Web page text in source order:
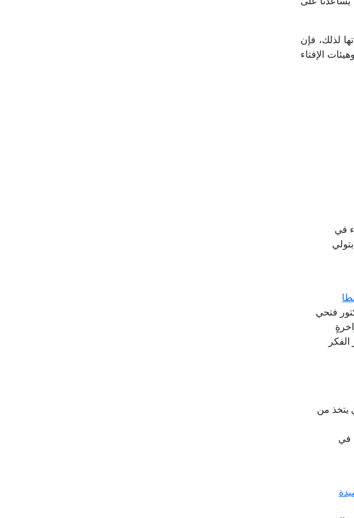
لذلك، فإن
الإفتاء
في
فتحي
يتخذ من
في